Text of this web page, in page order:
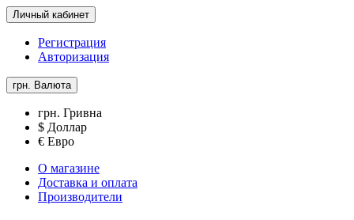
Личный кабинет
Регистрация
Авторизация
грн. Валюта
грн. Гривна
$ Доллар
€ Евро
О магазине
Доставка и оплата
Производители